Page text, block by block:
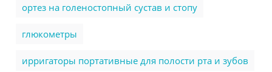
ортез на голеностопный сустав и стопу
глюкометры
ирригаторы портативные для полости рта и зубов